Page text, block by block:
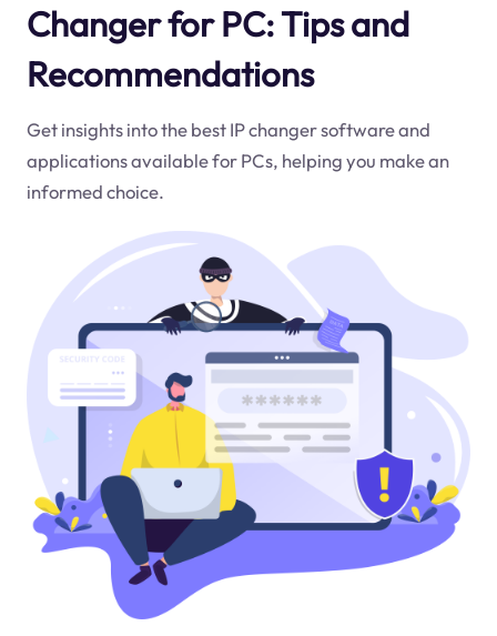
Changer for PC: Tips and
Recommendations
Get insights into the best IP changer software and
applications available for PCs, helping you make an
informed choice.